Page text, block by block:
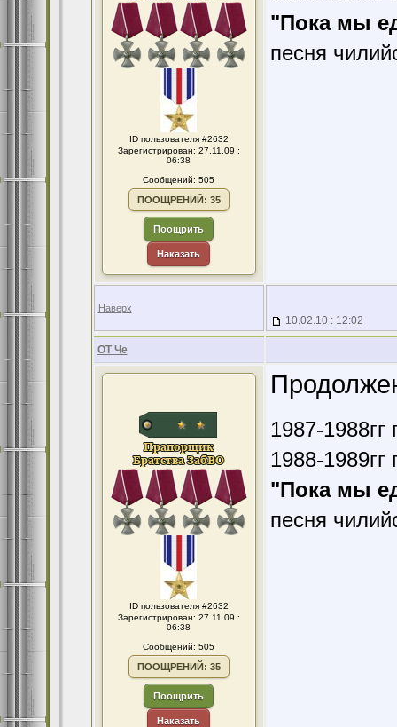
ID пользователя #2632
Зарегистрирован: 27.11.09 :
06:38
Сообщений: 505
ПООЩРЕНИЙ: 35
Поощрить
Наказать
"Пока мы
песня
Наверх
10.02.10 : 12:02
ОТ Че
ID пользователя #2632
Зарегистрирован: 27.11.09 :
06:38
Сообщений: 505
ПООЩРЕНИЙ: 35
Поощрить
Наказать
1987-
1988-
"Пока мы
песня